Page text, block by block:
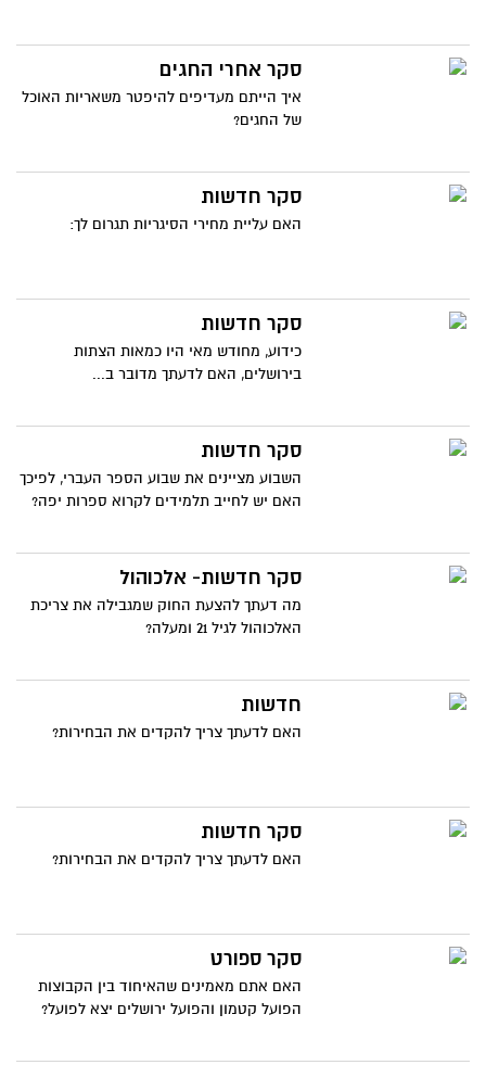
סקר אחרי החגים
איך הייתם מעדיפים להיפטר משאריות האוכל
של החגים?
סקר חדשות
האם עליית מחירי הסיגריות תגרום לך:
סקר חדשות
כידוע, מחודש מאי היו כמאות הצתות
בירושלים, האם לדעתך מדובר ב...
סקר חדשות
השבוע מציינים את שבוע הספר העברי, לפיכך
האם יש לחייב תלמידים לקרוא ספרות יפה?
סקר חדשות- אלכוהול
מה דעתך להצעת החוק שמגבילה את צריכת
האלכוהול לגיל 21 ומעלה?
חדשות
האם לדעתך צריך להקדים את הבחירות?
סקר חדשות
האם לדעתך צריך להקדים את הבחירות?
סקר ספורט
האם אתם מאמינים שהאיחוד בין הקבוצות
הפועל קטמון והפועל ירושלים יצא לפועל?